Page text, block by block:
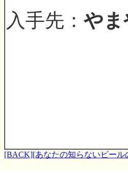
入手先： やま
[BACK][あなたの知らないビール